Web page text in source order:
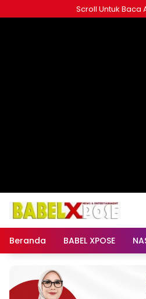
ke
Scroll Untuk Baca
Beranda BABEL XPOSE